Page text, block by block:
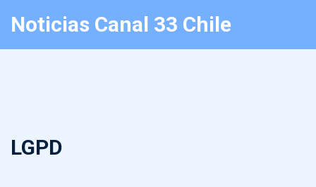
Noticias Canal 33 Chile
LGPD